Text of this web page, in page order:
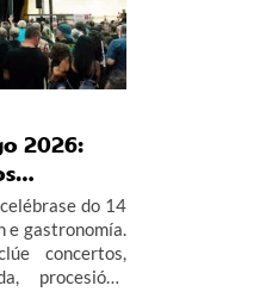
2026:
do 14
e gastronomía.
concertos,
procesión...